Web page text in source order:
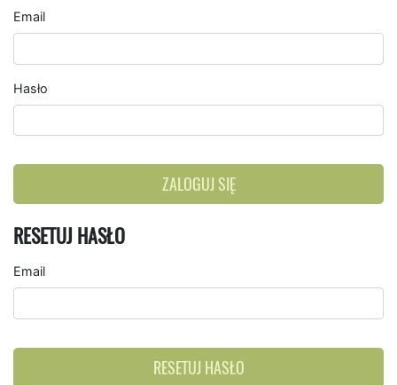
Email
Hasło
ZALOGUJ SIĘ
RESETUJ HASŁO
Email
RESETUJ HASŁO